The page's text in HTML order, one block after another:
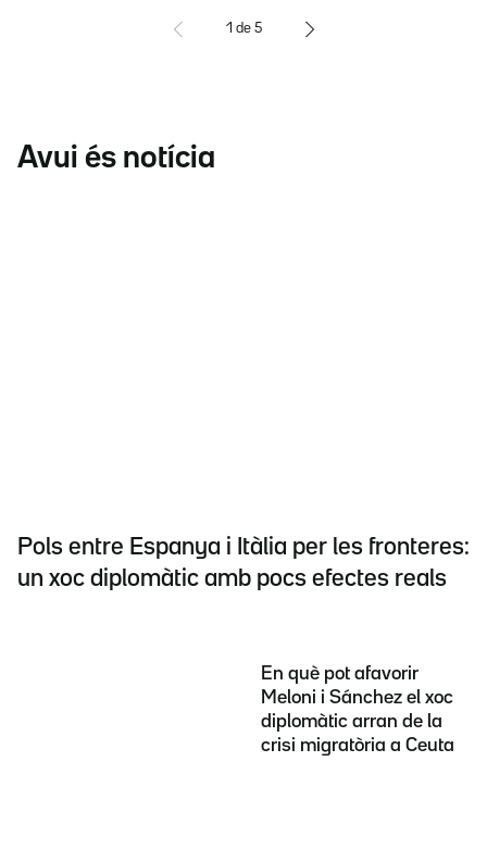
1 de 5
Avui és notícia
Pols entre Espanya i Itàlia per les fronteres:
un xoc diplomàtic amb pocs efectes reals
En què pot afavorir
Meloni i Sánchez el xoc
diplomàtic arran de la
crisi migratòria a Ceuta